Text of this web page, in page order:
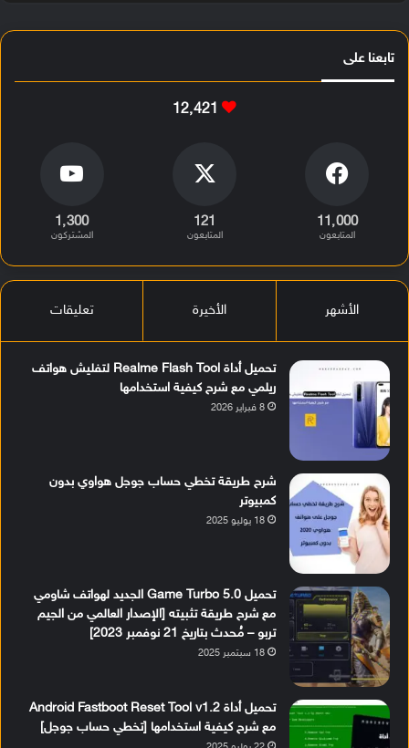
تابعنا على
12٬421
11٬000
المتابعون
121
المتابعون
1٬300
المشتركون
الأشهر الأخيرة تعليقات
تحميل أداة Realme Flash Tool لتفليش هواتف
ريلمي مع شرح كيفية استخدامها
8 فبراير 2026
شرح طريقة تخطي حساب جوجل هواوي بدون
كمبيوتر
18 يوليو 2025
تحميل Game Turbo 5.0 الجديد لهواتف شاومي
مع شرح طريقة تثبيته [الإصدار العالمي من الجيم
تربو – مُحدث بتاريخ 21 نوفمبر 2023]
18 سبتمبر 2025
تحميل أداة Android Fastboot Reset Tool v1.2
مع شرح كيفية استخدامها [تخطي حساب جوجل]